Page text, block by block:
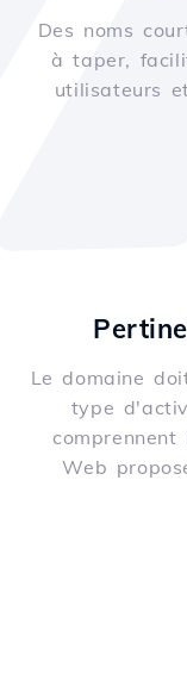
Des noms
à taper,
utilisateurs
Le domaine
type
Web